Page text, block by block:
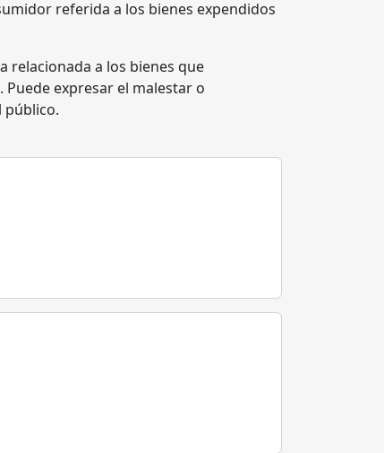
referida a los bienes expendidos
relacionada a los bienes que
expresar el malestar o
público.